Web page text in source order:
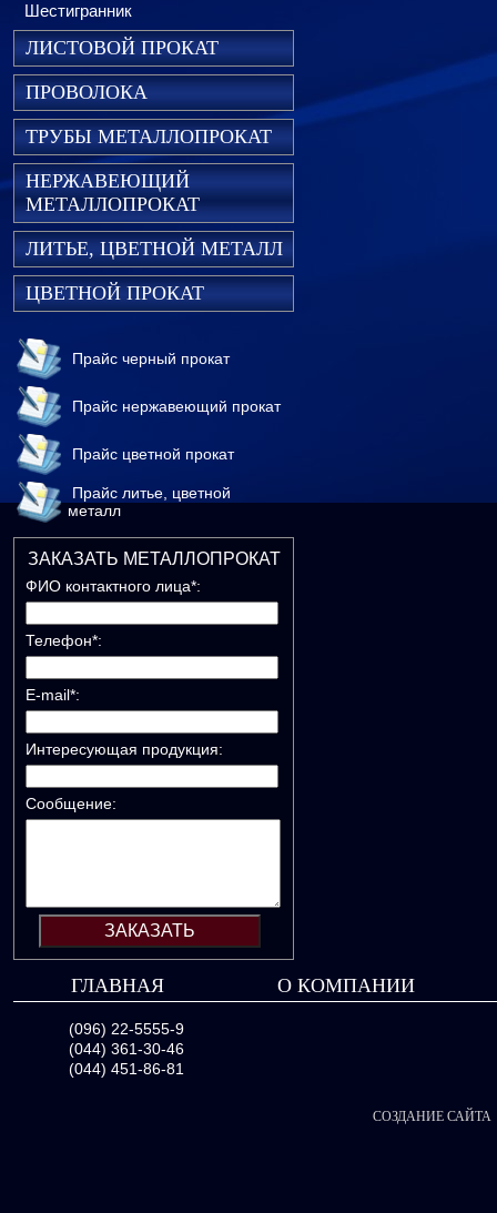
Шестигранник
ЛИСТОВОЙ ПРОКАТ
ПРОВОЛОКА
ТРУБЫ МЕТАЛЛОПРОКАТ
НЕРЖАВЕЮЩИЙ
МЕТАЛЛОПРОКАТ
ЛИТЬЕ, ЦВЕТНОЙ МЕТАЛЛ
ЦВЕТНОЙ ПРОКАТ
Прайс черный прокат
Прайс нержавеющий прокат
Прайс цветной прокат
Прайс литье, цветной
металл
ЗАКАЗАТЬ МЕТАЛЛОПРОКАТ
ФИО контактного лица*:
Телефон*:
E-mail*:
Интересующая продукция:
Сообщение:
ГЛАВНАЯ О КОМПАНИИ
(096) 22-5555-9
(044) 361-30-46
(044) 451-86-81
СОЗДАНИЕ САЙТА